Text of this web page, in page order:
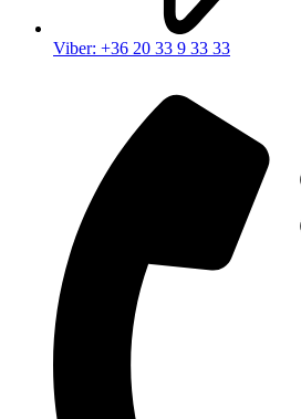
Viber: +36 20 33 9 33 33